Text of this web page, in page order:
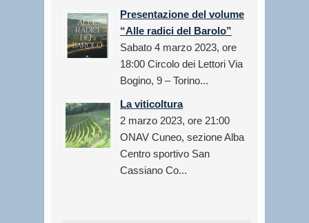
Presentazione del volume
“Alle radici del Barolo”
Sabato 4 marzo 2023, ore
18:00 Circolo dei Lettori Via
Bogino, 9 – Torino...
La viticoltura
2 marzo 2023, ore 21:00
ONAV Cuneo, sezione Alba
Centro sportivo San
Cassiano Co...